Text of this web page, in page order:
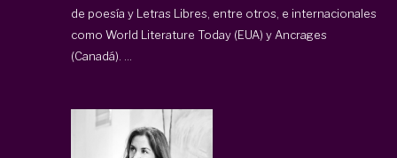
de poesía y Letras Libres, entre otros, e internacionales
como World Literature Today (EUA) y Ancrages
(Canadá). ...